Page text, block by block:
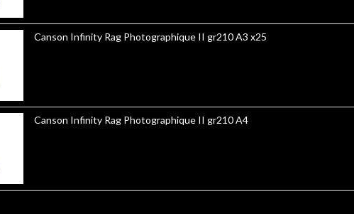
Canson Infinity Rag Photographique II gr210 A3 x25
Canson Infinity Rag Photographique II gr210 A4